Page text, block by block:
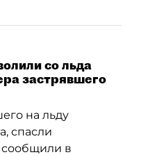
со льда
застрявшего
на льду
спасли
в